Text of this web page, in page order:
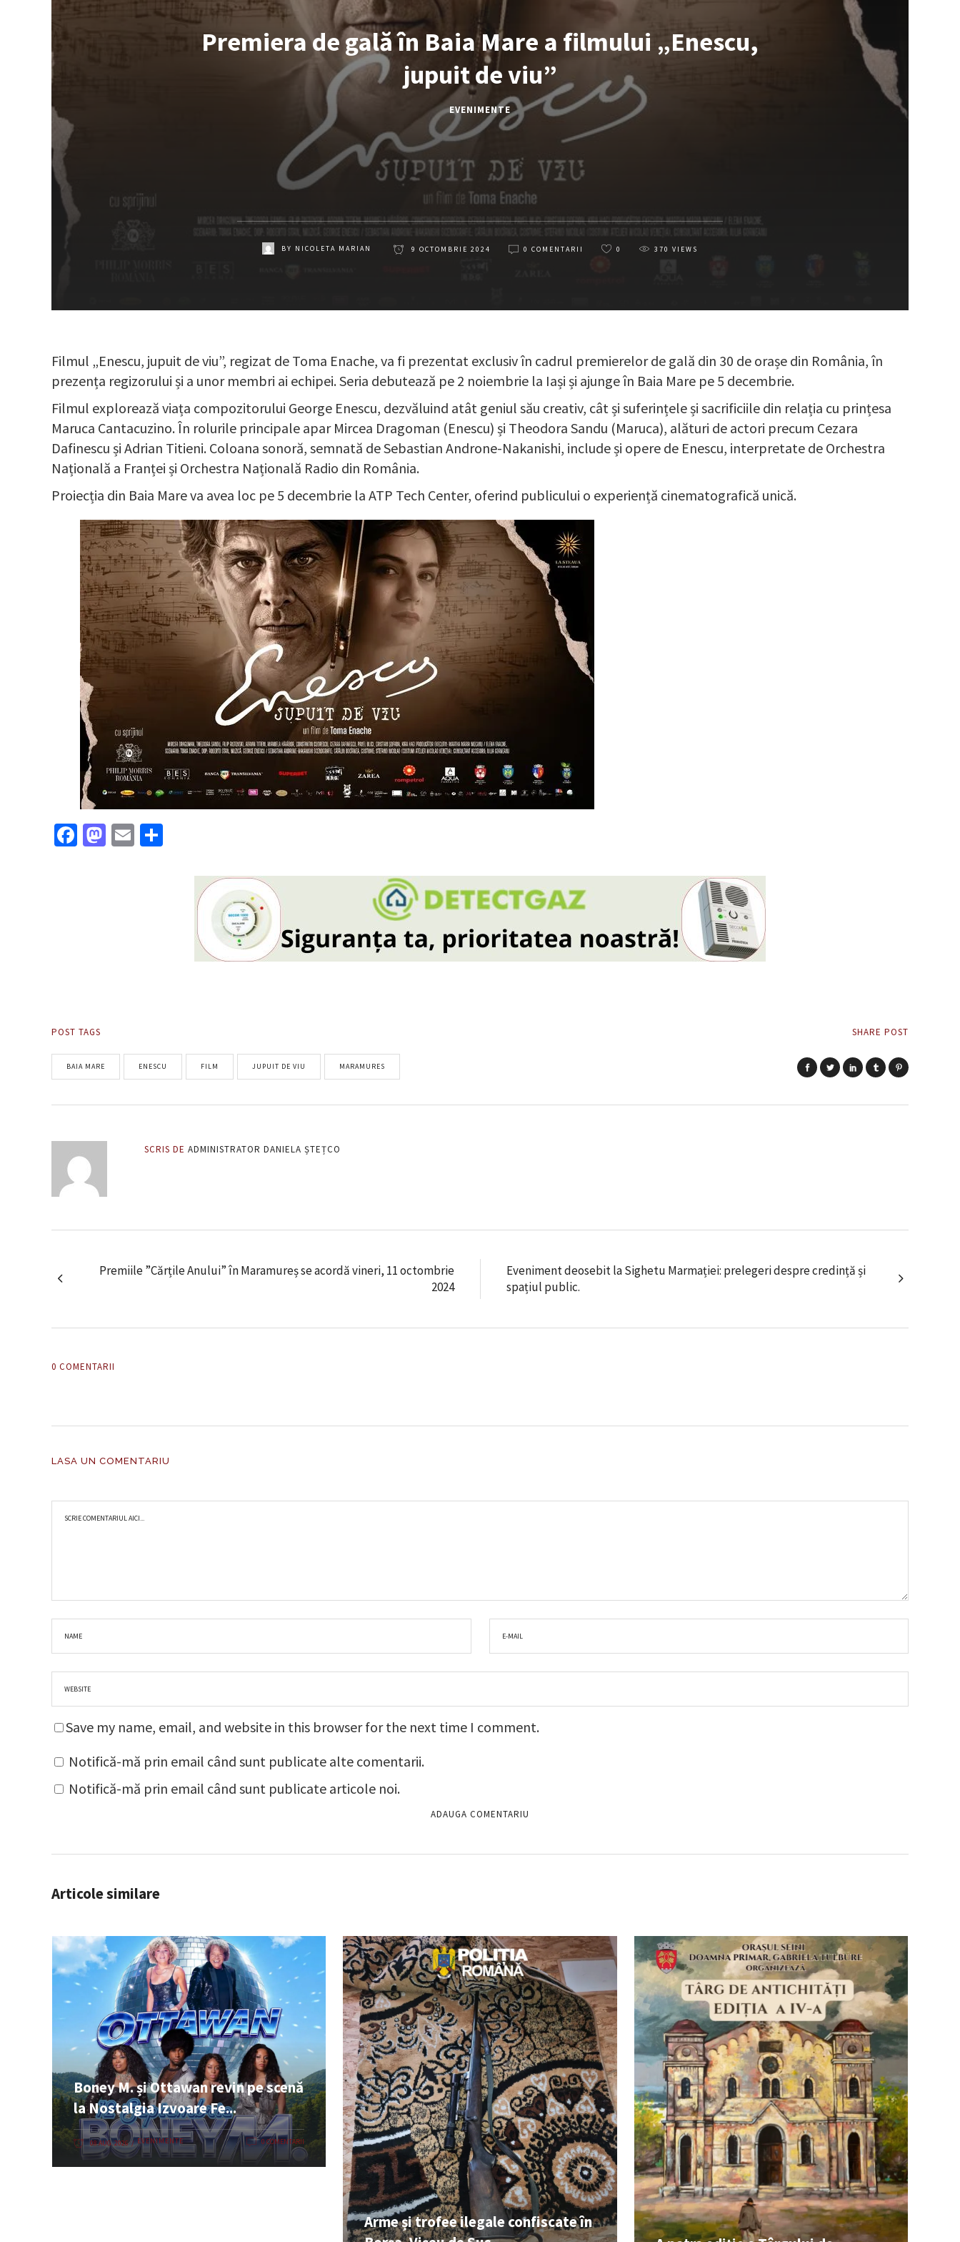
Premiera de gală în Baia Mare a filmului „Enescu,
jupuit de viu”
EVENIMENTE
BY NICOLETA MARIAN 9 OCTOMBRIE 2024 0 COMENTARII 0 370 VIEWS
Filmul „Enescu, jupuit de viu”, regizat de Toma Enache, va fi prezentat exclusiv în cadrul premierelor de gală din 30 de orașe din România, în
prezența regizorului și a unor membri ai echipei. Seria debutează pe 2 noiembrie la Iași și ajunge în Baia Mare pe 5 decembrie.
Filmul explorează viața compozitorului George Enescu, dezvăluind atât geniul său creativ, cât și suferințele și sacrificiile din relația cu prințesa
Maruca Cantacuzino. În rolurile principale apar Mircea Dragoman (Enescu) și Theodora Sandu (Maruca), alături de actori precum Cezara
Dafinescu și Adrian Titieni. Coloana sonoră, semnată de Sebastian Androne-Nakanishi, include și opere de Enescu, interpretate de Orchestra
Națională a Franței și Orchestra Națională Radio din România.
Proiecția din Baia Mare va avea loc pe 5 decembrie la ATP Tech Center, oferind publicului o experiență cinematografică unică.
Facebook
Mastodon
Email
POST TAGS
BAIA MARE ENESCU FILM JUPUIT DE VIU MARAMURES
SHARE POST
SCRIS DE ADMINISTRATOR DANIELA ȘTEȚCO
Premiile ”Cărțile Anului” în Maramureș se acordă vineri, 11 octombrie
2024
Eveniment deosebit la Sighetu Marmației: prelegeri despre credință și
spațiul public.
0 COMENTARII
LASA UN COMENTARIU
Save my name, email, and website in this browser for the next time I comment.
Notifică-mă prin email când sunt publicate alte comentarii.
Notifică-mă prin email când sunt publicate articole noi.
Articole similare
Boney M. și Ottawan revin pe scenă
la Nostalgia Izvoare Fe...
08 AUG. 2026 EVENIMENTE 0 COMENTARII
Arme și trofee ilegale confiscate în